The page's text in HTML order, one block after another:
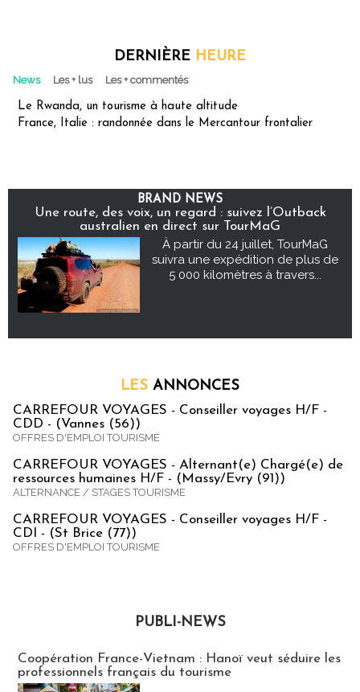
DERNIÈRE HEURE
News Les + lus Les + commentés
Le Rwanda, un tourisme à haute altitude
France, Italie : randonnée dans le Mercantour frontalier
BRAND NEWS
Une route, des voix, un regard : suivez l’Outback
australien en direct sur TourMaG
À partir du 24 juillet, TourMaG
suivra une expédition de plus de
5 000 kilomètres à travers...
LES ANNONCES
CARREFOUR VOYAGES - Conseiller voyages H/F -
CDD - (Vannes (56))
OFFRES D'EMPLOI TOURISME
CARREFOUR VOYAGES - Alternant(e) Chargé(e) de
ressources humaines H/F - (Massy/Evry (91))
ALTERNANCE / STAGES TOURISME
CARREFOUR VOYAGES - Conseiller voyages H/F -
CDI - (St Brice (77))
OFFRES D'EMPLOI TOURISME
PUBLI-NEWS
Coopération France-Vietnam : Hanoï veut séduire les
professionnels français du tourisme